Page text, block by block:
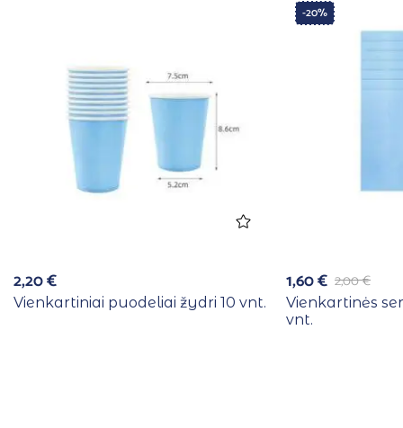
2,20€
Vienkartiniai puodeliai žydri 10 vnt.
-20%
2,00€
1,60€
Vienkartinės
vnt.